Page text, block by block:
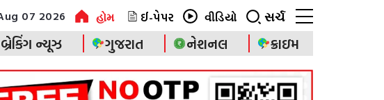
07 2026 હોમ ઈ-પેપર વીડિયો સર્ચ
બ્રેકિંગ ન્યૂઝ ગુજરાત નેશનલ ક્રાઇમ